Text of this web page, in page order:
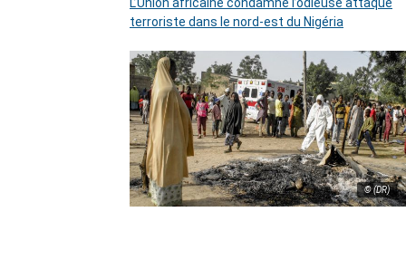
terroriste dans le nord-est du Nigéria
© (DR)